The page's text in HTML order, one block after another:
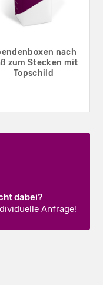
nach
zum Stecken mit
Topschild
dabei?
Anfrage!